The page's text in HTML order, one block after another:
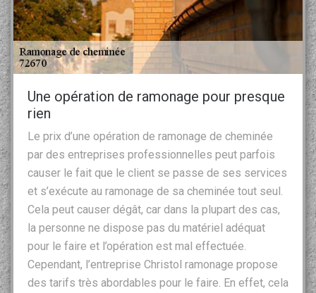
Une opération de ramonage pour presque
rien
Le prix d’une opération de ramonage de cheminée
par des entreprises professionnelles peut parfois
causer le fait que le client se passe de ses services
et s’exécute au ramonage de sa cheminée tout seul.
Cela peut causer dégât, car dans la plupart des cas,
la personne ne dispose pas du matériel adéquat
pour le faire et l’opération est mal effectuée.
Cependant, l’entreprise Christol ramonage propose
des tarifs très abordables pour le faire. En effet, cela